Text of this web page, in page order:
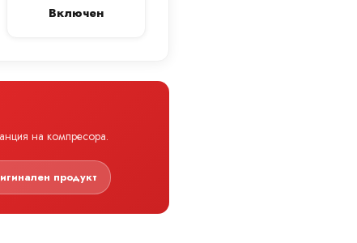
Включен
на компресора.
продукт